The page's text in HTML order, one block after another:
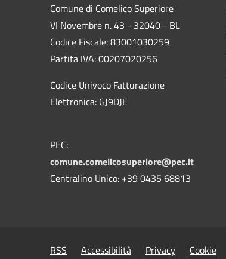
Comune di Comelico Superiore
VI Novembre n. 43 - 32040 - BL
Codice Fiscale: 83001030259
Partita IVA: 00207020256
Codice Univoco Fatturazione
Elettronica: GJ9DJE
PEC:
comune.comelicosuperiore@pec.it
Centralino Unico: +39 0435 68813
RSS Accessibilità Privacy Cookie